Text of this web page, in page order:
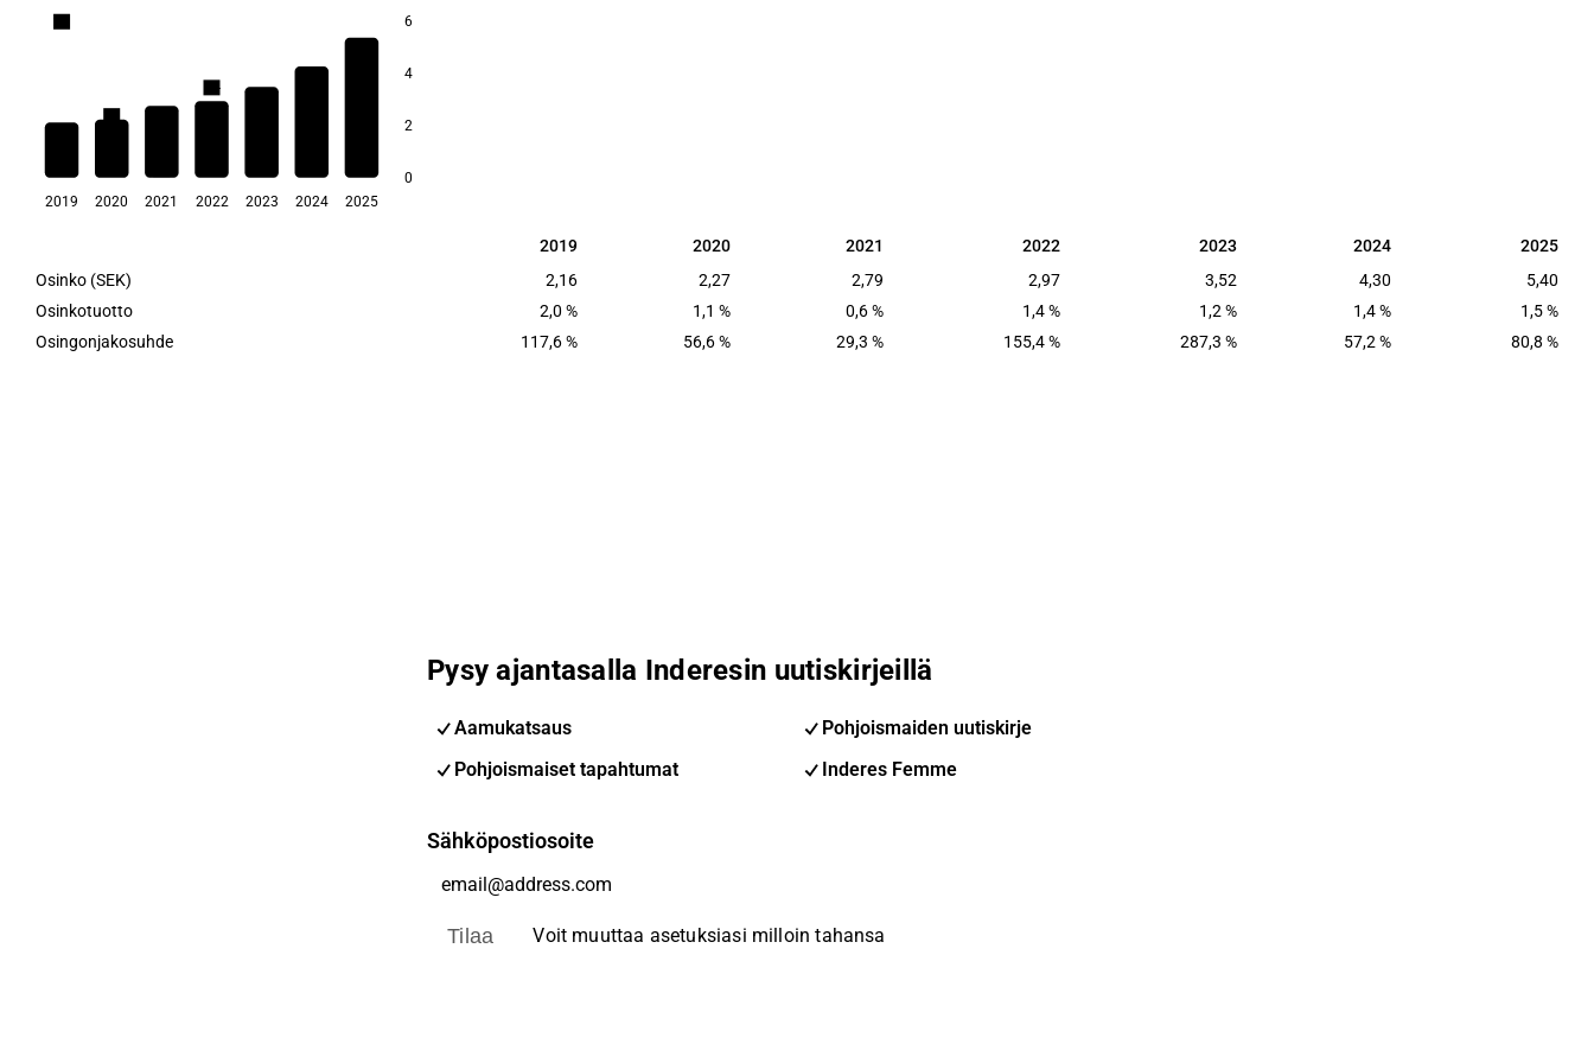
6
4
2
0
1,1
1,4
2019 2020 2021 2022 2023 2024 2025
2019 2020 2021 2022 2023 2024 2025
2019 2020 2021 2022 2023 2024
2025
Osinko (SEK)
2,16 2,27 2,79 2,97 3,52 4,30
5,40
Osinkotuotto
2,0 % 1,1 % 0,6 % 1,4 % 1,2 % 1,4 %
1,5 %
Osingonjakosuhde
117,6 % 56,6 % 29,3 % 155,4 % 287,3 % 57,2 % 80,8 %
Pysy ajantasalla Inderesin uutiskirjeillä
Aamukatsaus
Pohjoismaiden uutiskirje
Pohjoismaiset tapahtumat
Inderes Femme
Sähköpostiosoite
Tilaa Voit muuttaa asetuksiasi milloin tahansa